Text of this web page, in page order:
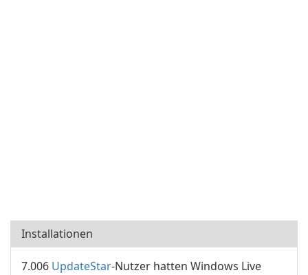
Installationen
7.006 UpdateStar-Nutzer hatten Windows Live